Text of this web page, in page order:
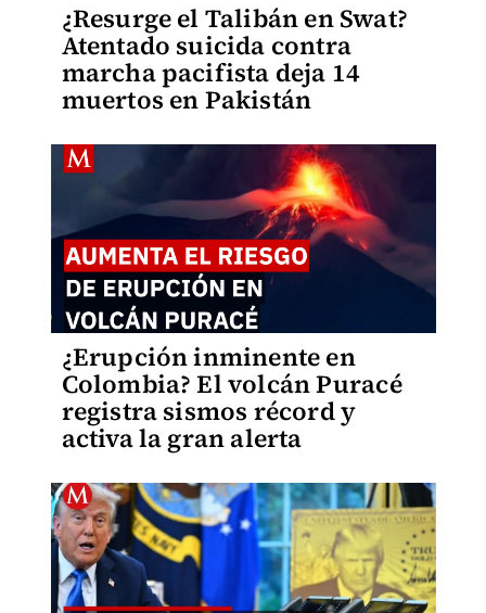
¿Resurge el Talibán en Swat?
Atentado suicida contra
marcha pacifista deja 14
muertos en Pakistán
¿Erupción inminente en
Colombia? El volcán Puracé
registra sismos récord y
activa la gran alerta